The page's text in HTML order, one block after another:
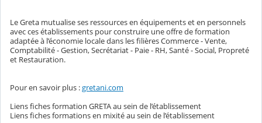
Le Greta mutualise ses ressources en équipements et en personnels
avec ces établissements pour construire une offre de formation
adaptée à l’économie locale dans les filières Commerce - Vente,
Comptabilité - Gestion, Secrétariat - Paie - RH, Santé - Social, Propreté
et Restauration.
Pour en savoir plus :gretani.com
Liens fiches formation GRETA au sein de l’établissement
Liens fiches formations en mixité au sein de l’établissement